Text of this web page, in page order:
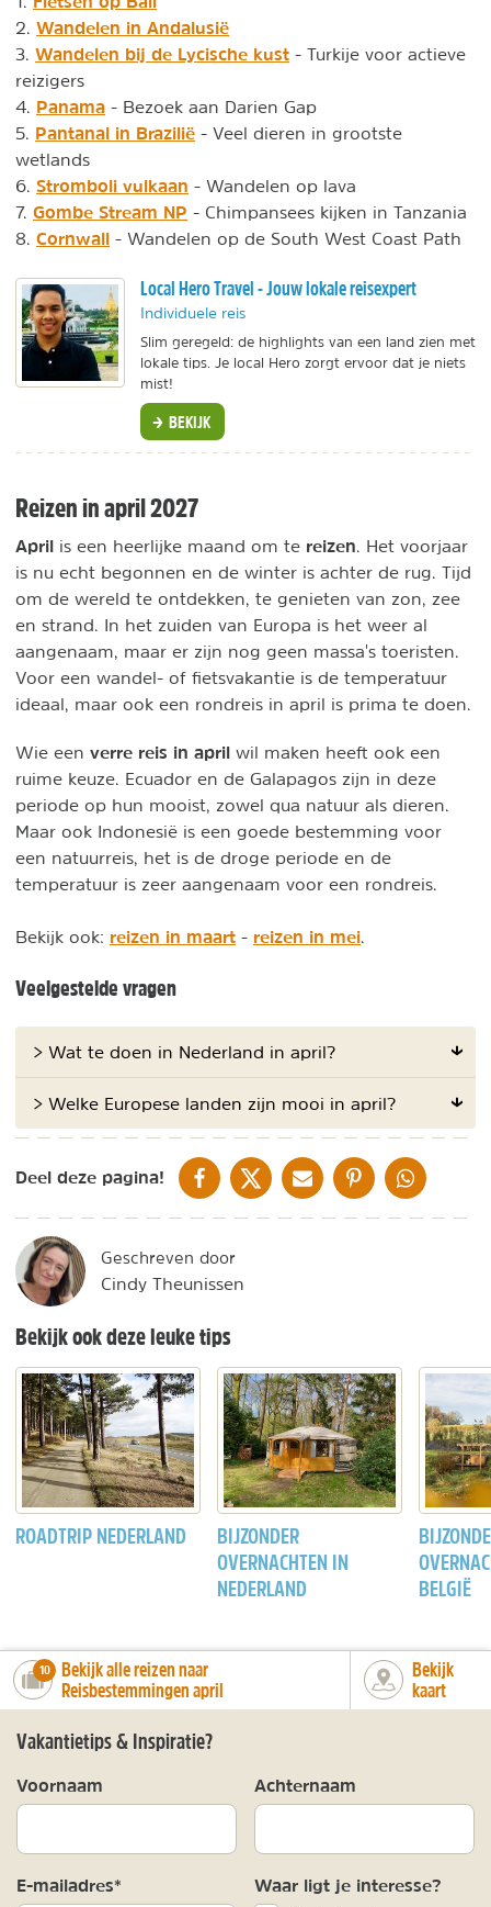
2. Wandelen in Andalusië
3. Wandelen bij de Lycische kust - Turkije voor actieve
reizigers
4. Panama - Bezoek aan Darien Gap
5. Pantanal in Brazilië - Veel dieren in grootste
wetlands
6. Stromboli vulkaan - Wandelen op lava
7. Gombe Stream NP - Chimpansees kijken in Tanzania
8. Cornwall - Wandelen op de South West Coast Path
Local Hero Travel - Jouw lokale reisexpert
Individuele reis
Slim geregeld: de highlights van een land zien met
lokale tips. Je local Hero zorgt ervoor dat je niets
mist!
BEKIJK
Reizen in april 2027
April is een heerlijke maand om te reizen. Het voorjaar
is nu echt begonnen en de winter is achter de rug. Tijd
om de wereld te ontdekken, te genieten van zon, zee
en strand. In het zuiden van Europa is het weer al
aangenaam, maar er zijn nog geen massa's toeristen.
Voor een wandel- of fietsvakantie is de temperatuur
ideaal, maar ook een rondreis in april is prima te doen.
Wie een verre reis in april wil maken heeft ook een
ruime keuze. Ecuador en de Galapagos zijn in deze
periode op hun mooist, zowel qua natuur als dieren.
Maar ook Indonesië is een goede bestemming voor
een natuurreis, het is de droge periode en de
temperatuur is zeer aangenaam voor een rondreis.
Bekijk ook: reizen in maart - reizen in mei.
Veelgestelde vragen
> Wat te doen in Nederland in april?
> Welke Europese landen zijn mooi in april?
Deel deze pagina! DELEN OP FACEBOOK
DELEN OP XDELEN VIA DE MAIL
DELEN OP PINTEREST
DELEN OP
Geschreven door
Cindy Theunissen
Bekijk ook deze leuke tips
ROADTRIP NEDERLAND
BIJZONDER
OVERNACHTEN IN
NEDERLAND
BELGIË
number_of_trips:
10
Bekijk alle reizen naar
Reisbestemmingen april
Bekijk
kaart
Vakantietips & Inspiratie?
Voornaam Achternaam
E-mailadres* Waar ligt je interesse?